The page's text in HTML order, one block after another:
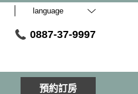
language
0887-37-9997
預約訂房